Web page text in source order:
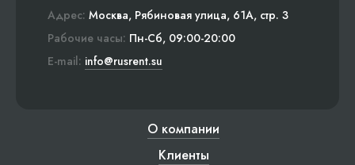
Адрес: Москва, Рябиновая улица, 61А, стр. 3
Рабочие часы: Пн-Сб, 09:00-20:00
E-mail: info@rusrent.su
О компании
Клиенты